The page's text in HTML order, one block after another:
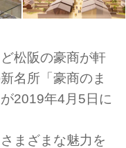
松阪の豪商が軒
名所「豪商のま
2019年4月5日に
まざまな魅力を